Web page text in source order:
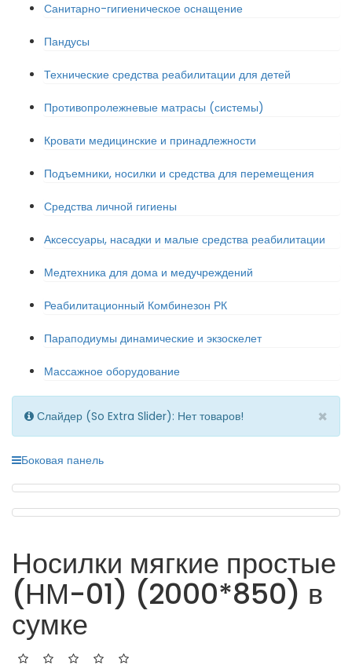
Санитарно-гигиеническое оснащение
Пандусы
Технические средства реабилитации для детей
Противопролежневые матрасы (системы)
Кровати медицинские и принадлежности
Подъемники, носилки и средства для перемещения
Средства личной гигиены
Аксессуары, насадки и малые средства реабилитации
Медтехника для дома и медучреждений
Реабилитационный Комбинезон РК
Параподиумы динамические и экзоскелет
Массажное оборудование
Слайдер (So Extra Slider): Нет товаров! ×
Боковая панель
Носилки мягкие простые
(НМ-01) (2000*850) в
сумке